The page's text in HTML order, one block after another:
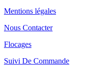
Mentions légales
Nous Contacter
Flocages
Suivi De Commande